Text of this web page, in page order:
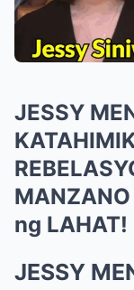
JESSY
ng LAHAT!
JESSY